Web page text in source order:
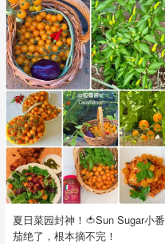
夏日菜园封神！🍅Sun Sugar小番
茄绝了，根本摘不完！